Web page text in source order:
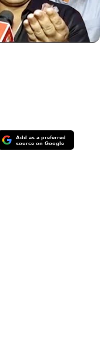
Add as a preferred
source on Google